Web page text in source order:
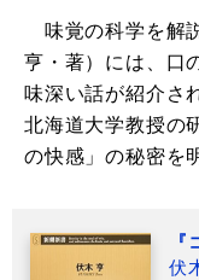
味覚の科学を解
亨・著）には、口
味深い話が紹介さ
北海道大学教授の
の快感」の秘密を
伏